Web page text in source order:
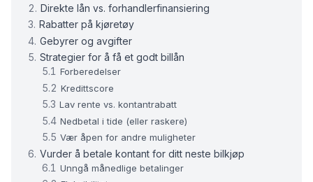
Direkte lån vs. forhandlerfinansiering
Rabatter på kjøretøy
Gebyrer og avgifter
Strategier for å få et godt billån
Forberedelser
Kredittscore
Lav rente vs. kontantrabatt
Nedbetal i tide (eller raskere)
Vær åpen for andre muligheter
Vurder å betale kontant for ditt neste bilkjøp
Unngå månedlige betalinger